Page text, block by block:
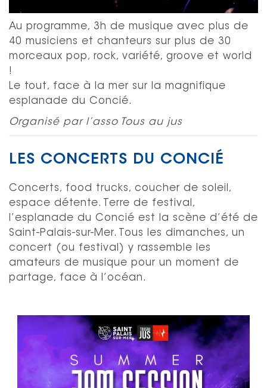
Au programme, 3h de musique avec plus de
40 musiciens et chanteurs sur plus de 30
morceaux pop, rock, variété, groove et world
!
Le tout, face à la mer sur la magnifique
esplanade du Concié.
Organisé par l’asso Tous au jus
LES CONCERTS DU CONCIÉ
Concerts, food trucks, coucher de soleil,
espace détente. Terre de festival,
l’esplanade du Concié est la scène d’été de
Saint-Palais-sur-Mer. Tous les dimanches, un
concert (ou festival) y rassemble les
amateurs de musique pour un moment de
partage, face à l’océan.